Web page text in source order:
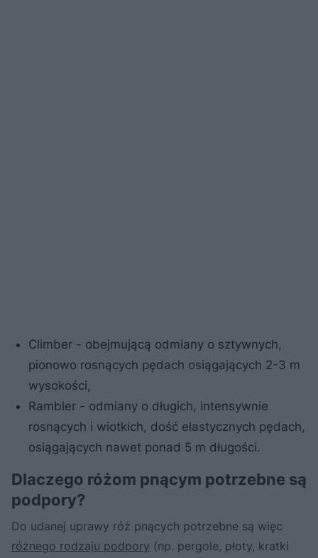
Climber - obejmującą odmiany o sztywnych,
pionowo rosnących pędach osiągających 2-3 m
wysokości,
Rambler - odmiany o długich, intensywnie
rosnących i wiotkich, dość elastycznych pędach,
osiągających nawet ponad 5 m długości.
Dlaczego różom pnącym potrzebne są
podpory?
Do udanej uprawy róż pnących potrzebne są więc
różnego rodzaju podpory (np. pergole, płoty, kratki